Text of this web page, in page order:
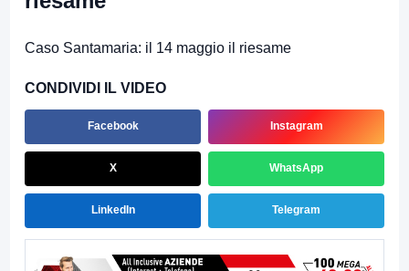
Caso Santamaria: il 14 maggio il riesame
CONDIVIDI IL VIDEO
Facebook Instagram
X WhatsApp
LinkedIn Telegram